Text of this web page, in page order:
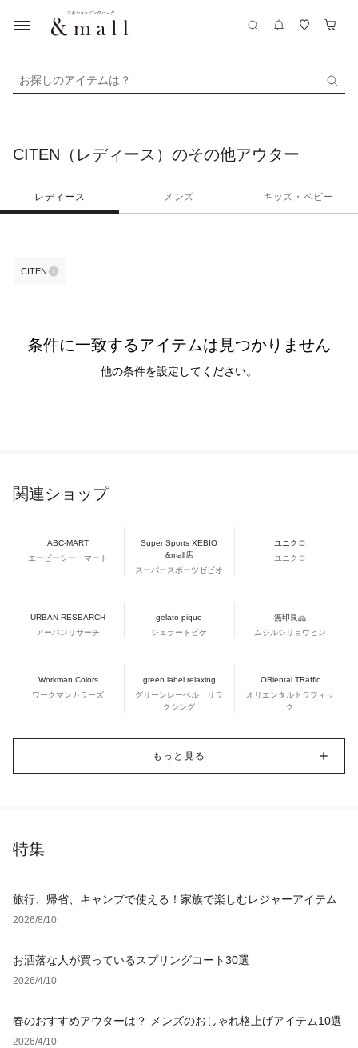
お探しのアイテムは？
CITEN（レディース）のその他アウター
レディース メンズ キッズ・ベビー
CITEN
条件に一致するアイテムは見つかりません
他の条件を設定してください。
関連ショップ
ABC-MART
エービーシー・マート
Super Sports XEBIO
&mall店
スーパースポーツゼビオ
ユニクロ
ユニクロ
URBAN RESEARCH
アーバンリサーチ
gelato pique
ジェラートピケ
無印良品
ムジルシリョウヒン
Workman Colors
ワークマンカラーズ
green label relaxing
グリーンレーベル リラ
クシング
ORiental TRaffic
オリエンタルトラフィッ
ク
もっと見る
特集
旅行、帰省、キャンプで使える！家族で楽しむレジャーアイテム
2026/8/10
お洒落な人が買っているスプリングコート30選
2026/4/10
春のおすすめアウターは？ メンズのおしゃれ格上げアイテム10選
2026/4/10